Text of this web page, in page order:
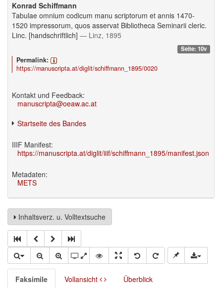
Konrad Schiffmann
Tabulae omnium codicum manu scriptorum et annis 1470-
1520 impressorum, quos asservat Bibliotheca Seminarii cleric.
Linc. [handschriftlich] — Linz, 1895
Seite: 10v
Permalink:
https://manuscripta.at/diglit/schiffmann_1895/0020
Kontakt und Feedback:
manuscripta@oeaw.ac.at
Startseite des Bandes
IIIF Manifest:
https://manuscripta.at/diglit/iiif/schiffmann_1895/manifest.json
Metadaten:
METS
Inhaltsverz. u. Volltextsuche
Faksimile Vollansicht Überblick